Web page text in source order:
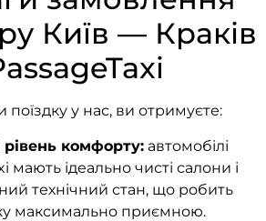
Київ — Краків
у нас, ви отримуєте:
комфорту:автомобілі
мають ідеально чисті салони і
технічний стан, що робить
максимально приємною.